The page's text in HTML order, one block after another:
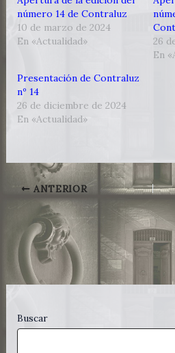
número 14 de Contraluz
10 de marzo de 2024
En «Actualidad»
26
En
Presentación de Contraluz
nº 14
26 de diciembre de 2024
En «Actualidad»
ANTERIOR
Buscar